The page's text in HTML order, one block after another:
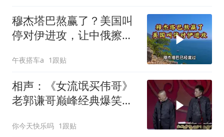
穆杰塔巴熬赢了？美国叫
停对伊进攻，让中俄擦了
午夜搭车a 1跟贴
相声：《女流氓买伟哥》
老郭谦哥巅峰经典爆笑相
你今天快乐吗 1跟贴